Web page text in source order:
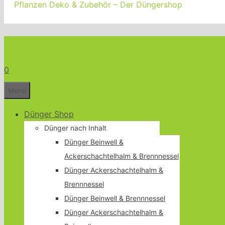
Pflanzen Deko & Zubehör – Der Düngershop
0
Dünger Shop
Dünger nach Inhalt
Dünger Beinwell &
Ackerschachtelhalm & Brennnessel
Dünger Ackerschachtelhalm &
Brennnessel
Dünger Beinwell & Brennnessel
Dünger Ackerschachtelhalm &